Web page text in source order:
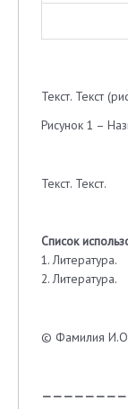
Текст. Текст
Рисунок 1 –
Текст. Текст.
Список
1. Литература.
2. Литература.
© Фамилия И.О.